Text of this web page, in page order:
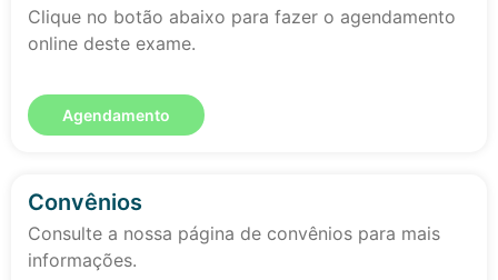
Clique no botão abaixo para fazer o agendamento
online deste exame.
Agendamento
Convênios
Consulte a nossa página de convênios para mais
informações.